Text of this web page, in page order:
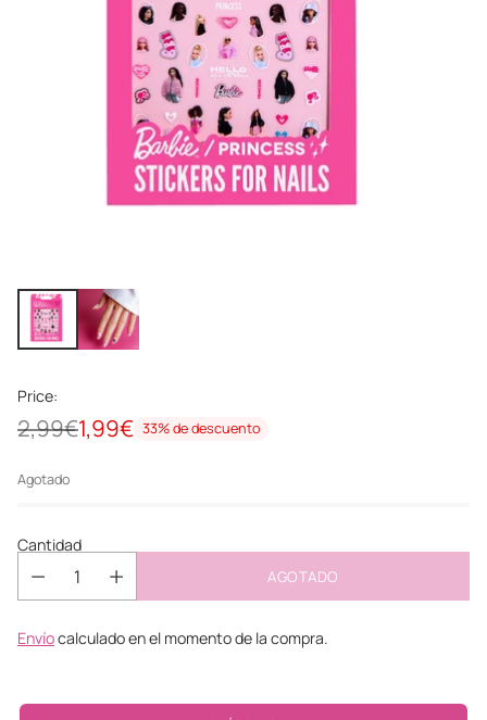
Price:
Precio
habitual
2,99€1,99€ 33% de descuento
Agotado
Cantidad
AGOTADO
Envíocalculado en el momento de la compra.